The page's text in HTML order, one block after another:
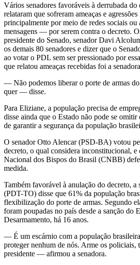
Vários senadores favoráveis à derrubada do
relataram que sofreram ameaças e
principalmente por meio de redes sociais ou
mensagens — por serem contra o decreto.
presidente do Senado, senador Davi
os demais 80 senadores e dizer que o
ao votar o PDL sem ser pressionado por
que relatou ameaças recebidas foi a
— Não podemos liberar o porte de armas
quer — disse.
Para Eliziane, a população precisa de
disse ainda que o Estado não pode se omitir
de garantir a segurança da população
O senador Otto Alencar (PSD-BA) votou
decreto, o qual considera inconstitucional, e
Nacional dos Bispos do Brasil (CNBB)
medida.
Também favorável à anulação do decreto, a
(PDT-TO) disse que 61% da população
flexibilização do porte de armas. Segundo
foram poupadas no país desde a sanção do
Desarmamento, há 16 anos.
— É um escárnio com a população
proteger nenhum de nós. Arme os policiais,
presidente — afirmou a senadora.